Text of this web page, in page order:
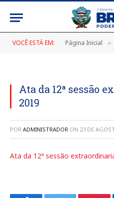
VOCÊ ESTÁ EM: Página Inicial »
Ata da 12ª sessão
2019
POR ADMINISTRADOR ON 23 DE
Ata da 12ª sessão